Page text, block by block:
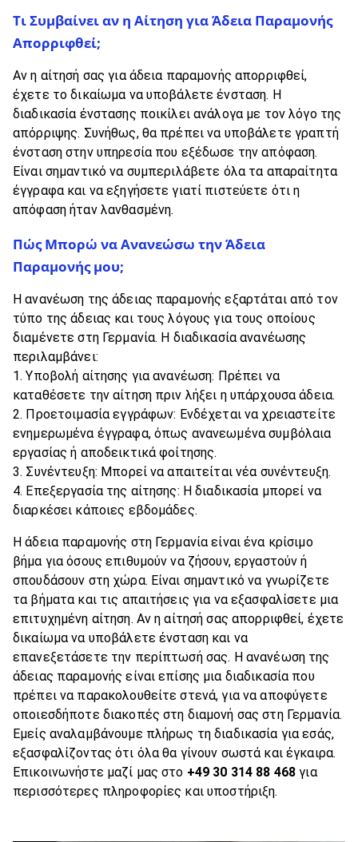
Τι Συμβαίνει αν η Αίτηση για Άδεια Παραμονής
Απορριφθεί;
Αν η αίτησή σας για άδεια παραμονής απορριφθεί,
έχετε το δικαίωμα να υποβάλετε ένσταση. Η
διαδικασία ένστασης ποικίλει ανάλογα με τον λόγο της
απόρριψης. Συνήθως, θα πρέπει να υποβάλετε γραπτή
ένσταση στην υπηρεσία που εξέδωσε την απόφαση.
Είναι σημαντικό να συμπεριλάβετε όλα τα απαραίτητα
έγγραφα και να εξηγήσετε γιατί πιστεύετε ότι η
απόφαση ήταν λανθασμένη.
Πώς Μπορώ να Ανανεώσω την Άδεια
Παραμονής μου;
Η ανανέωση της άδειας παραμονής εξαρτάται από τον
τύπο της άδειας και τους λόγους για τους οποίους
διαμένετε στη Γερμανία. Η διαδικασία ανανέωσης
περιλαμβάνει:
Υποβολή αίτησης για ανανέωση: Πρέπει να
καταθέσετε την αίτηση πριν λήξει η υπάρχουσα άδεια.
Προετοιμασία εγγράφων: Ενδέχεται να χρειαστείτε
ενημερωμένα έγγραφα, όπως ανανεωμένα συμβόλαια
εργασίας ή αποδεικτικά φοίτησης.
Συνέντευξη: Μπορεί να απαιτείται νέα συνέντευξη.
Επεξεργασία της αίτησης: Η διαδικασία μπορεί να
διαρκέσει κάποιες εβδομάδες.
Η άδεια παραμονής στη Γερμανία είναι ένα κρίσιμο
βήμα για όσους επιθυμούν να ζήσουν, εργαστούν ή
σπουδάσουν στη χώρα. Είναι σημαντικό να γνωρίζετε
τα βήματα και τις απαιτήσεις για να εξασφαλίσετε μια
επιτυχημένη αίτηση. Αν η αίτησή σας απορριφθεί, έχετε
δικαίωμα να υποβάλετε ένσταση και να
επανεξετάσετε την περίπτωσή σας. Η ανανέωση της
άδειας παραμονής είναι επίσης μια διαδικασία που
πρέπει να παρακολουθείτε στενά, για να αποφύγετε
οποιεσδήποτε διακοπές στη διαμονή σας στη Γερμανία.
Εμείς αναλαμβάνουμε πλήρως τη διαδικασία για εσάς,
εξασφαλίζοντας ότι όλα θα γίνουν σωστά και έγκαιρα.
Επικοινωνήστε μαζί μας στο +49 30 314 88 468 για
περισσότερες πληροφορίες και υποστήριξη.